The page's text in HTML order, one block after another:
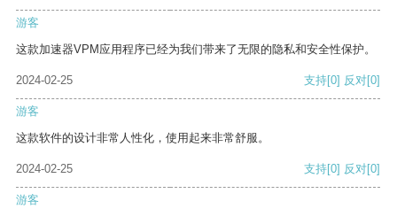
游客
这款加速器VPM应用程序已经为我们带来了无限的隐私和安全性保护。
2024-02-25 支持[0] 反对[0]
游客
这款软件的设计非常人性化，使用起来非常舒服。
2024-02-25 支持[0] 反对[0]
游客